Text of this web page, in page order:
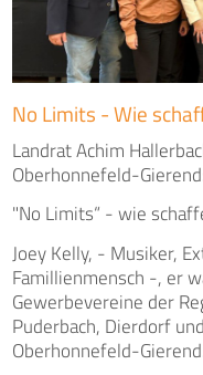
No Limits - Wie
Landrat Achim
Oberhonnefeld-
"No Limits“ - wie
Joey Kelly, - Musiker,
Famillienmensch -, er
Gewerbevereine der
Puderbach, Dierdorf
Oberhonnefeld-